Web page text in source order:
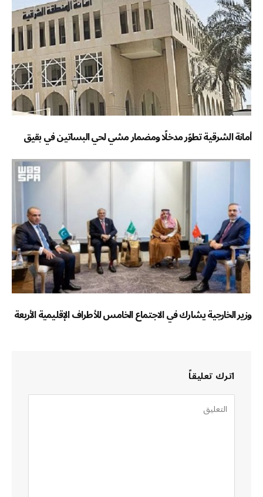
أمانة الشرقية تطوّر مدخلًا ومضمار مشي لحي البساتين في بقيق
وزير الخارجية يشارك في الاجتماع الخامس للأطراف الإقليمية الأربعة
اترك تعليقاً